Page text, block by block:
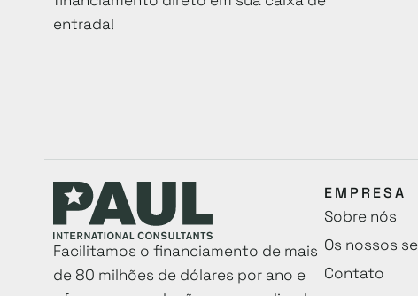
entrada!
Facilitamos o financiamento de mais
de 80 milhões de dólares por ano e
EMPRESA
Sobre nós
Os nossos
Contato